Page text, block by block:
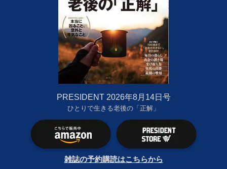
PRESIDENT 2026年8月14日号
ひとりで生きる老後の「正解」
雑誌の予約購読はこちらから